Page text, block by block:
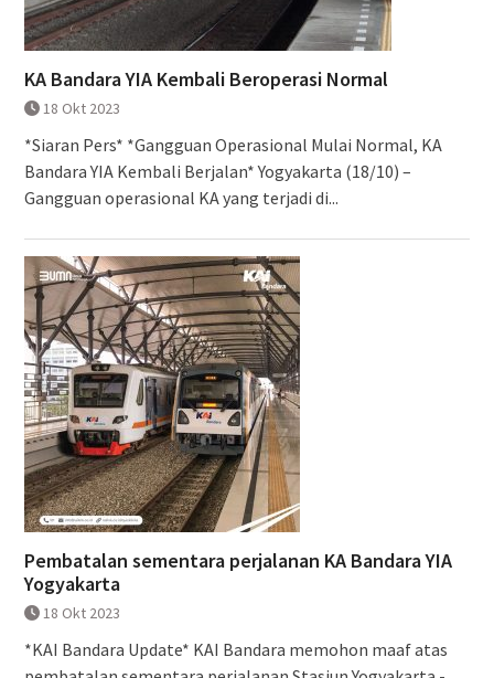
KA Bandara YIA Kembali Beroperasi Normal
18 Okt 2023
*Siaran Pers* *Gangguan Operasional Mulai Normal, KA
Bandara YIA Kembali Berjalan* Yogyakarta (18/10) –
Gangguan operasional KA yang terjadi di...
Pembatalan sementara perjalanan KA Bandara YIA
Yogyakarta
18 Okt 2023
*KAI Bandara Update* KAI Bandara memohon maaf atas